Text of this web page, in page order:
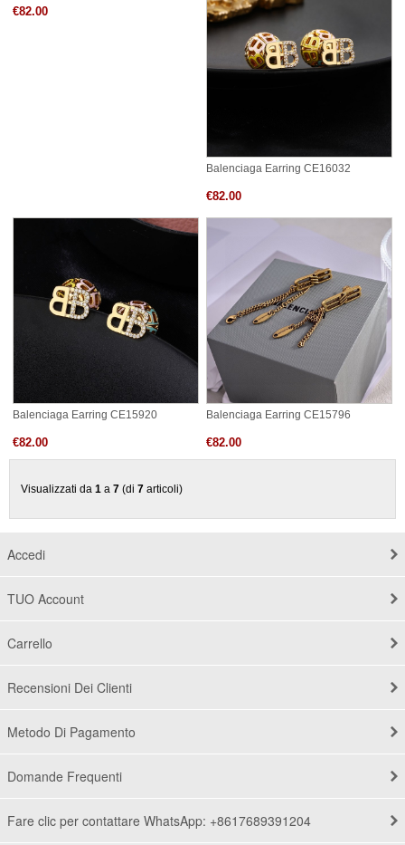
€82.00
Balenciaga Earring CE16032
€82.00
Balenciaga Earring CE15920
€82.00
Balenciaga Earring CE15796
€82.00
Visualizzati da 1 a 7 (di 7 articoli)
Accedi
TUO Account
Carrello
Recensioni Dei Clienti
Metodo Di Pagamento
Domande Frequenti
Fare clic per contattare WhatsApp: +8617689391204